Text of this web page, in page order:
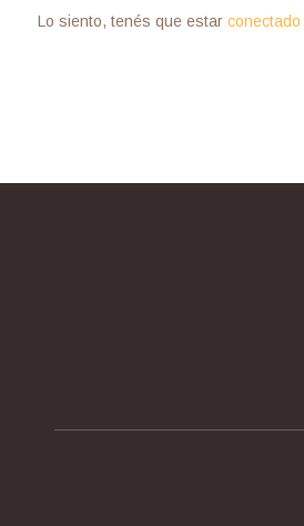
Lo siento, tenés que estar conectado